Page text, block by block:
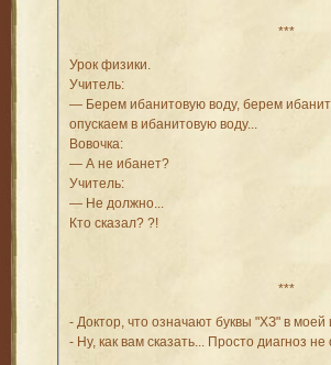
***
Урок физики.
Учитель:
— Берем ибанитовую воду, берем
опускаем в ибанитовую воду...
Вовочка:
— А не ибанет?
Учитель:
— Не должно...
Кто сказал? ?!
***
- Доктор, что означают буквы "ХЗ" в
- Ну, как вам сказать... Просто диагноз не